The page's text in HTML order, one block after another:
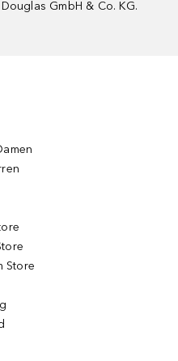
GmbH & Co. KG.
Store